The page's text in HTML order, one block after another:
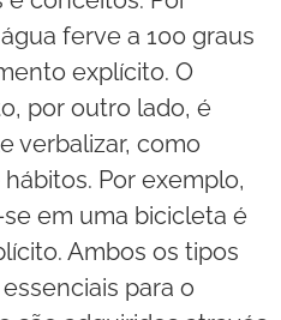
ferve a 100 graus
explícito. O
por outro lado, é
verbalizar, como
Por exemplo,
em uma bicicleta é
Ambos os tipos
para o